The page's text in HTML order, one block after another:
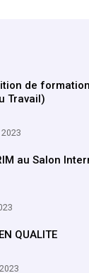
de
Travail)
au Salon
QUALITE